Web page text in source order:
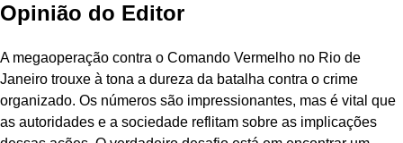
Opinião do Editor
A megaoperação contra o Comando Vermelho no Rio de
Janeiro trouxe à tona a dureza da batalha contra o crime
organizado. Os números são impressionantes, mas é vital que
as autoridades e a sociedade reflitam sobre as implicações